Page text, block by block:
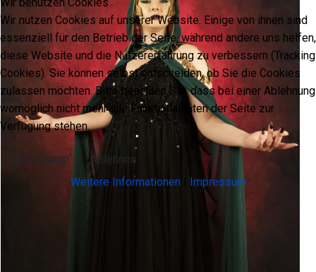
Wir nutzen Cookies auf unserer Website. Einige von ihnen sind
essenziell für den Betrieb der Seite, während andere uns helfen,
diese Website und die Nutzererfahrung zu verbessern (Tracking
Cookies). Sie können selbst entscheiden, ob Sie die Cookies
zulassen möchten. Bitte beachten Sie, dass bei einer Ablehnung
womöglich nicht mehr alle Funktionalitäten der Seite zur
Verfügung stehen.
Akzeptieren
Ablehnen
Weitere Informationen| Impressum